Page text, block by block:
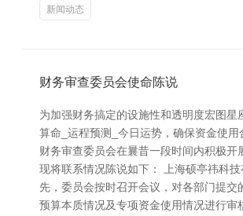
新闻动态
财务审查委员会使命陈说
为加强财务搞定的设施性和透明度宏图星
算命_运程预测_今日运势，确保资金使用
财务审查委员会在曩昔一段时间内积极开
现将联系情况陈说如下： 上海硕亭祎科技
先，委员会按时召开会议，对各部门提交
预算本质情况及专项资金使用情况进行审